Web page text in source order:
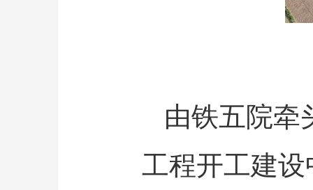
由铁五院牵
工程开工建